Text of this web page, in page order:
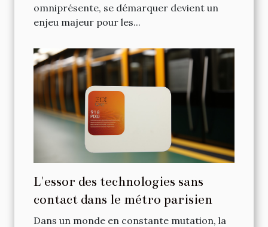
omniprésente, se démarquer devient un
enjeu majeur pour les...
L'essor des technologies sans
contact dans le métro parisien
Dans un monde en constante mutation, la